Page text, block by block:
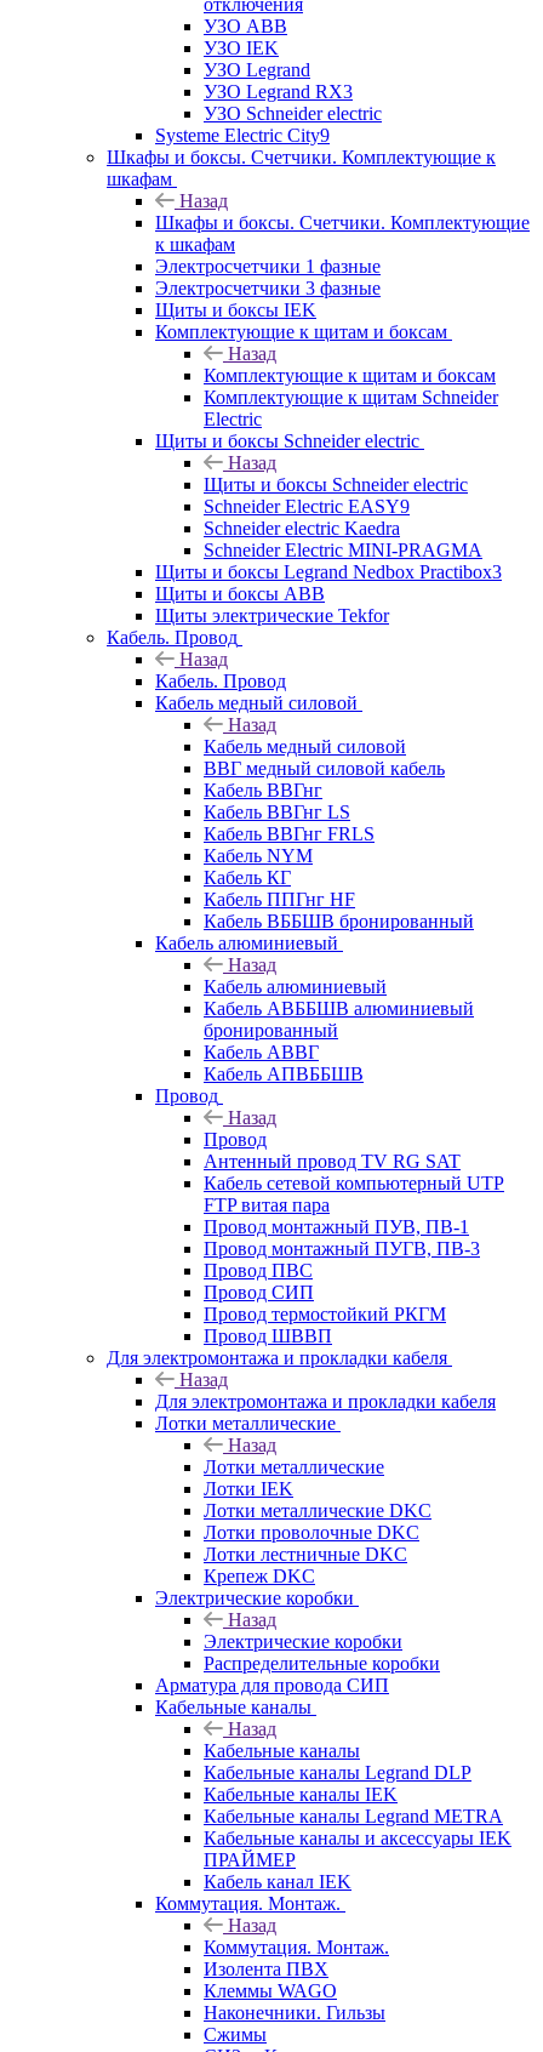
УЗО ABB
УЗО IEK
УЗО Legrand
УЗО Legrand RX3
УЗО Schneider electric
Systeme Electric City9
Шкафы и боксы. Счетчики. Комплектующие к
шкафам
Назад
Шкафы и боксы. Счетчики. Комплектующие
к шкафам
Электросчетчики 1 фазные
Электросчетчики 3 фазные
Щиты и боксы IEK
Комплектующие к щитам и боксам
Назад
Комплектующие к щитам и боксам
Комплектующие к щитам Schneider
Electric
Щиты и боксы Schneider electric
Назад
Щиты и боксы Schneider electric
Schneider Electric EASY9
Schneider electric Kaedra
Schneider Electric MINI-PRAGMA
Щиты и боксы Legrand Nedbox Practibox3
Щиты и боксы ABB
Щиты электрические Tekfor
Кабель. Провод
Назад
Кабель. Провод
Кабель медный силовой
Назад
Кабель медный силовой
ВВГ медный силовой кабель
Кабель ВВГнг
Кабель ВВГнг LS
Кабель ВВГнг FRLS
Кабель NYM
Кабель КГ
Кабель ППГнг HF
Кабель ВББШВ бронированный
Кабель алюминиевый
Назад
Кабель алюминиевый
Кабель АВББШВ алюминиевый
бронированный
Кабель АВВГ
Кабель АПВББШВ
Провод
Назад
Провод
Антенный провод TV RG SAT
Кабель сетевой компьютерный UTP
FTP витая пара
Провод монтажный ПУВ, ПВ-1
Провод монтажный ПУГВ, ПВ-3
Провод ПВС
Провод СИП
Провод термостойкий РКГМ
Провод ШВВП
Для электромонтажа и прокладки кабеля
Назад
Для электромонтажа и прокладки кабеля
Лотки металлические
Назад
Лотки металлические
Лотки IEK
Лотки металлические DKC
Лотки проволочные DKC
Лотки лестничные DKC
Крепеж DKC
Электрические коробки
Назад
Электрические коробки
Распределительные коробки
Арматура для провода СИП
Кабельные каналы
Назад
Кабельные каналы
Кабельные каналы Legrand DLP
Кабельные каналы IEK
Кабельные каналы Legrand METRA
Кабельные каналы и аксессуары IEK
ПРАЙМЕР
Кабель канал IEK
Коммутация. Монтаж.
Назад
Коммутация. Монтаж.
Изолента ПВХ
Клеммы WAGO
Наконечники. Гильзы
Сжимы